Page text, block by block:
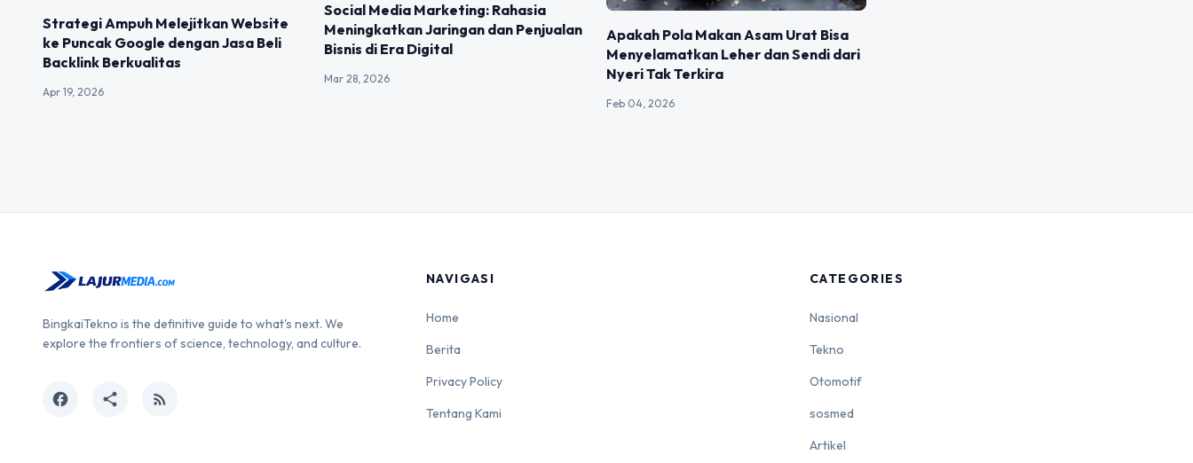
Strategi Ampuh Melejitkan Website
ke Puncak Google dengan Jasa Beli
Backlink Berkualitas
Apr 19, 2026
Social Media Marketing: Rahasia
Meningkatkan Jaringan dan Penjualan
Bisnis di Era Digital
Mar 28, 2026
Apakah Pola Makan Asam Urat Bisa
Menyelamatkan Leher dan Sendi dari
Nyeri Tak Terkira
Feb 04, 2026
BingkaiTekno is the definitive guide to what's next. We
explore the frontiers of science, technology, and culture.
facebook share rss_feed
NAVIGASI
Home
Berita
Privacy Policy
Tentang Kami
CATEGORIES
Nasional
Tekno
Otomotif
sosmed
Artikel